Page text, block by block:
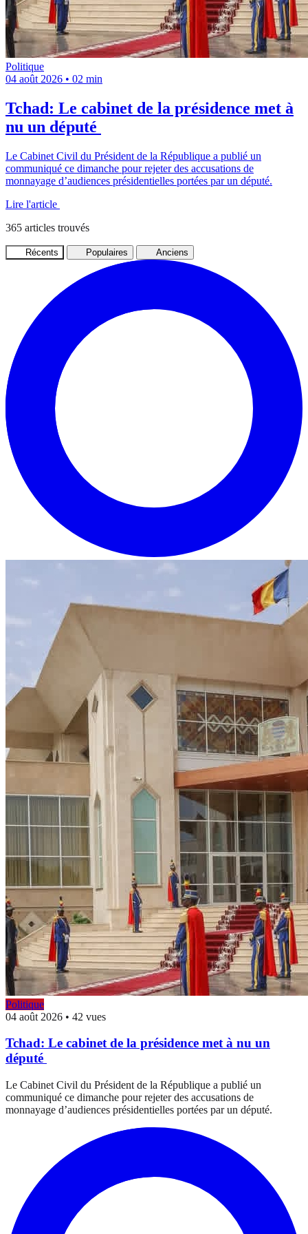
Politique
04 août 2026 • 02 min
Tchad: Le cabinet de la présidence met à
nu un député
Le Cabinet Civil du Président de la République a publié un
communiqué ce dimanche pour rejeter des accusations de
monnayage d’audiences présidentielles portées par un député.
Lire l'article
365 articles trouvés
Récents Populaires Anciens
Politique
04 août 2026 • 42 vues
Tchad: Le cabinet de la présidence met à nu un
député
Le Cabinet Civil du Président de la République a publié un
communiqué ce dimanche pour rejeter des accusations de
monnayage d’audiences présidentielles portées par un député.